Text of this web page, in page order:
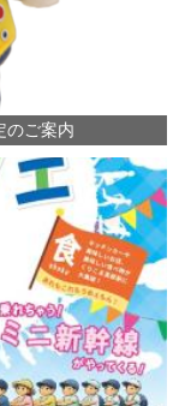
のご案内